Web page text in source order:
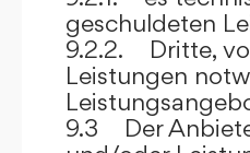
geschuldeten
9.2.2. Dritte,
Leistungen
9.3 Der